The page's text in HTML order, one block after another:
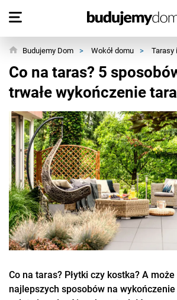
Budujemy Dom > Wokół domu > Tarasy
Co na taras? 5
trwałe wykończenie
Co na taras? Płytki czy kostka? A
najlepszych sposobów na